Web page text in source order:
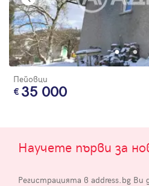
Пейовци
35 000
Научете първи за
Регистрацията в address.bg Ви